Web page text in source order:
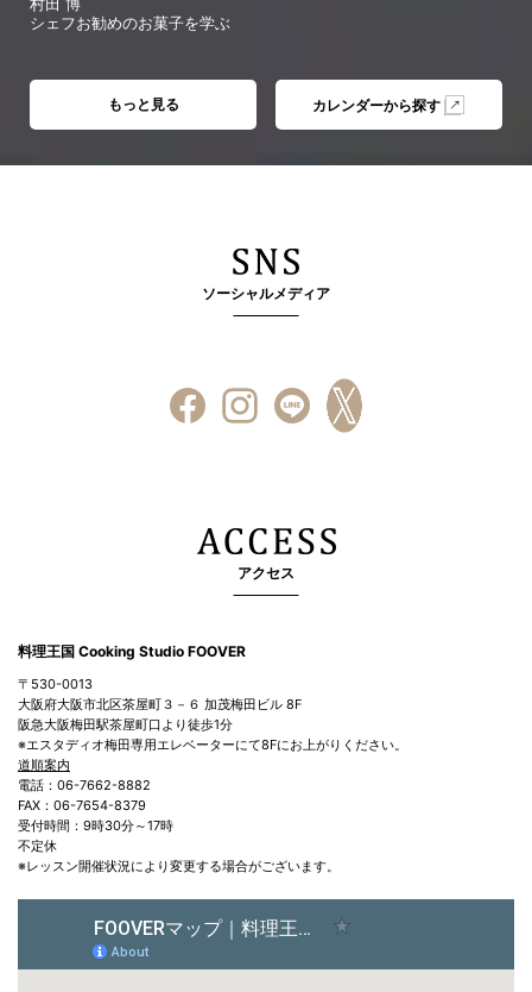
シェフお勧めのお菓子を学ぶ
もっと見る カレンダーから探す
ソーシャルメディア
アクセス
料理王国 Cooking Studio FOOVER
〒530-0013
大阪府大阪市北区茶屋町３－６ 加茂梅田ビル 8F
阪急大阪梅田駅茶屋町口より徒歩1分
※エスタディオ梅田専用エレベーターにて8Fにお上がりください。
道順案内
電話：06-7662-8882
FAX：06-7654-8379
受付時間：9時30分～17時
不定休
※レッスン開催状況により変更する場合がございます。